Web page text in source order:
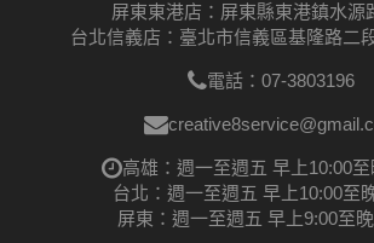
屏東東港店：屏東縣東港鎮水源
台北信義店：臺北市信義區基隆路二
電話：07-3803196
高雄：週一至週五 早上10:00
台北：週一至週五 早上10:00至
屏東：週一至週五 早上9:00至